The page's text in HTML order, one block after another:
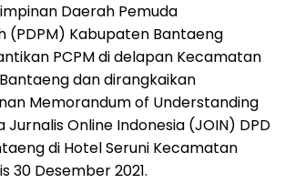
l
e
g
r
a
m
r
e
a
d
s
a
r
e
Daerah Pemuda
(PDPM) Kabupaten Bantaeng
PCPM di delapan Kecamatan
dan dirangkaikan
Memorandum of Understanding
Online Indonesia (JOIN) DPD
di Hotel Seruni Kecamatan
30 Desember 2021.